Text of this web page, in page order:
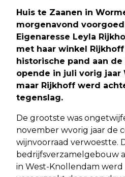
Huis te Zaanen in
morgenavond
Eigenaresse Leyla
met haar winkel
historische pand aan
opende in juli vorig jaar
maar Rijkhoff werd
tegenslag.
De grootste was
november wvorig jaar de
wijnvoorraad verwoestte.
bedrijfsverzamelgebouw
in West-Knollendam